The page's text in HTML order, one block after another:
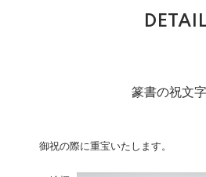
篆書の祝文
御祝の際に重宝いたします。